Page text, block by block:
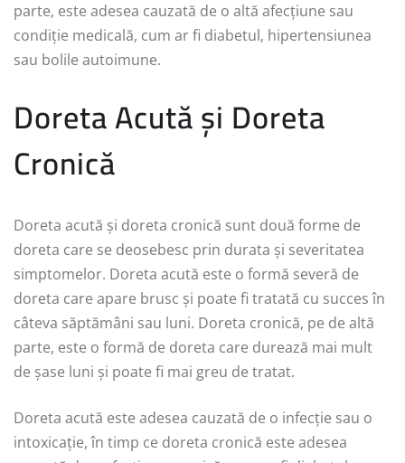
parte, este adesea cauzată de o altă afecțiune sau
condiție medicală, cum ar fi diabetul, hipertensiunea
sau bolile autoimune.
Doreta Acută și Doreta
Cronică
Doreta acută și doreta cronică sunt două forme de
doreta care se deosebesc prin durata și severitatea
simptomelor. Doreta acută este o formă severă de
doreta care apare brusc și poate fi tratată cu succes în
câteva săptămâni sau luni. Doreta cronică, pe de altă
parte, este o formă de doreta care durează mai mult
de șase luni și poate fi mai greu de tratat.
Doreta acută este adesea cauzată de o infecție sau o
intoxicație, în timp ce doreta cronică este adesea